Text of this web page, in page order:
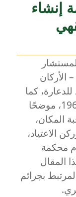
إنشاء
كما
وردت في القانون رقم 10 لسنة 1961، موضحًا
المكان،
الاعتياد،
محكمة
المقال
بجرائم